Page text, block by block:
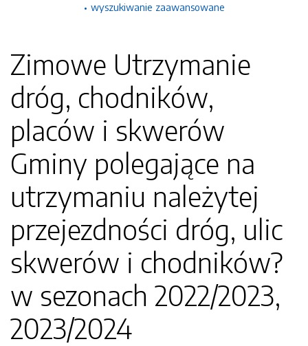
wyszukiwanie zaawansowane
Zimowe Utrzymanie
dróg, chodników,
placów i skwerów
Gminy polegające na
utrzymaniu należytej
przejezdności dróg, ulic
skwerów i chodników?
w sezonach 2022/2023,
2023/2024